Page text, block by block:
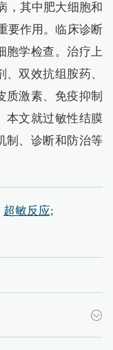
，其中肥大细胞和
要作用。临床诊断
胞学检查。治疗上
双效抗组胺药、
质激素、免疫抑制
本文就过敏性结膜
制、诊断和防治等
超敏反应;